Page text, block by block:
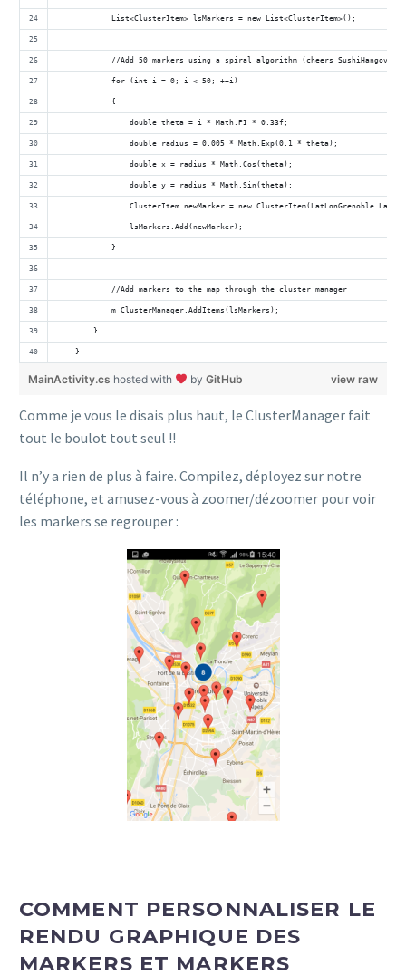
            List<ClusterItem> lsMarkers = new List<ClusterItem>();
            //Add 50 markers using a spiral algorithm (cheers SushiHangover)
            for (int i = 0; i < 50; ++i)
            {
                double theta = i * Math.PI * 0.33f;
                double radius = 0.005 * Math.Exp(0.1 * theta);
                double x = radius * Math.Cos(theta);
                double y = radius * Math.Sin(theta);
ClusterItem newMarker = new
                lsMarkers.Add(newMarker);
            }
            //Add markers to the map through the cluster manager
            m_ClusterManager.AddItems(lsMarkers);
        }
    }
view raw
MainActivity.cs hosted with by GitHub
Comme je vous le disais plus haut, le ClusterManager fait
tout le boulot tout seul !!
Il n’y a rien de plus à faire. Compilez, déployez sur notre
téléphone, et amusez-vous à zoomer/dézoomer pour voir
les markers se regrouper :
COMMENT PERSONNALISER LE
RENDU GRAPHIQUE DES
MARKERS ET MARKERS